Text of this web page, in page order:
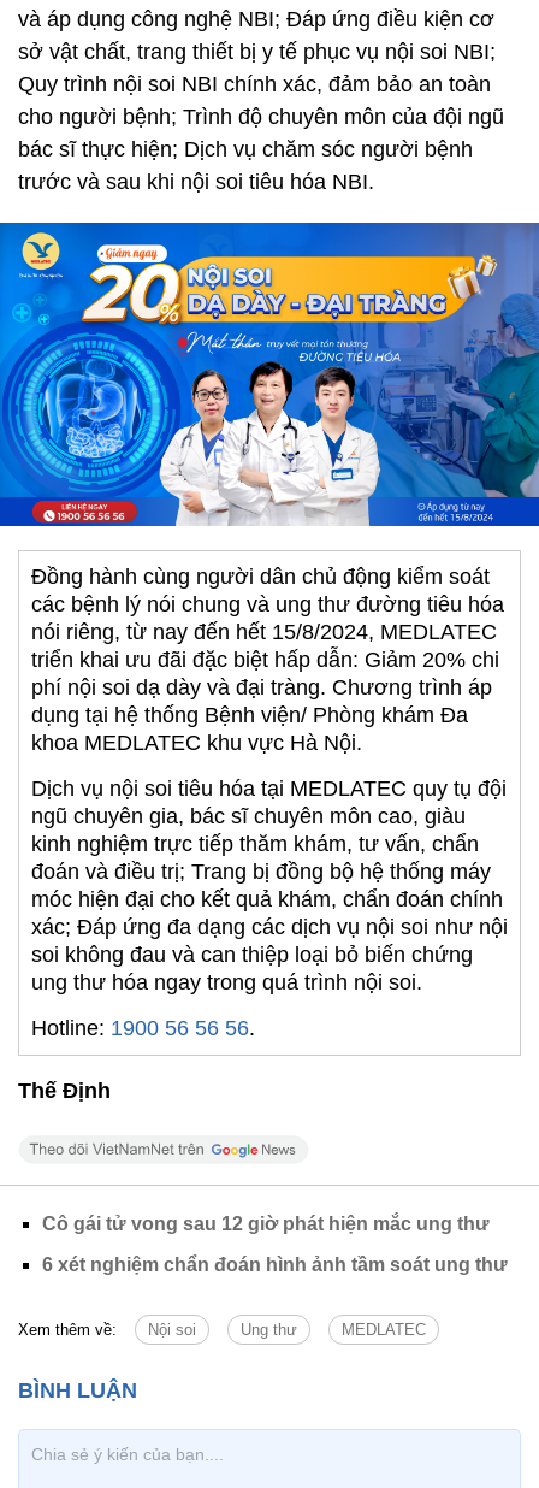
và áp dụng công nghệ NBI; Đáp ứng điều kiện cơ
sở vật chất, trang thiết bị y tế phục vụ nội soi NBI;
Quy trình nội soi NBI chính xác, đảm bảo an toàn
cho người bệnh; Trình độ chuyên môn của đội ngũ
bác sĩ thực hiện; Dịch vụ chăm sóc người bệnh
trước và sau khi nội soi tiêu hóa NBI.
Đồng hành cùng người dân chủ động kiểm soát
các bệnh lý nói chung và ung thư đường tiêu hóa
nói riêng, từ nay đến hết 15/8/2024, MEDLATEC
triển khai ưu đãi đặc biệt hấp dẫn: Giảm 20% chi
phí nội soi dạ dày và đại tràng. Chương trình áp
dụng tại hệ thống Bệnh viện/ Phòng khám Đa
khoa MEDLATEC khu vực Hà Nội.
Dịch vụ nội soi tiêu hóa tại MEDLATEC quy tụ đội
ngũ chuyên gia, bác sĩ chuyên môn cao, giàu
kinh nghiệm trực tiếp thăm khám, tư vấn, chẩn
đoán và điều trị; Trang bị đồng bộ hệ thống máy
móc hiện đại cho kết quả khám, chẩn đoán chính
xác; Đáp ứng đa dạng các dịch vụ nội soi như nội
soi không đau và can thiệp loại bỏ biến chứng
ung thư hóa ngay trong quá trình nội soi.
Hotline: 1900 56 56 56.
Thế Định
Cô gái tử vong sau 12 giờ phát hiện mắc ung thư
6 xét nghiệm chẩn đoán hình ảnh tầm soát ung thư
Xem thêm về: Nội soi Ung thư MEDLATEC